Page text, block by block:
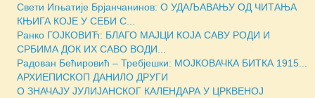
Свети Игњатиjе Брјанчанинов: О УДАЉАВАЊУ ОД ЧИТАЊА
КЊИГА КОЈЕ У СЕБИ С...
Ранко ГОЈКОВИЋ: БЛАГО МАЈЦИ КОЈА САВУ РОДИ И
СРБИМА ДОК ИХ САВО ВОДИ...
Радован Бећировић – Требјешки: МОЈКОВАЧКА БИТКА 1915...
АРХИЕПИСКОП ДАНИЛО ДРУГИ
О ЗНАЧАЈУ ЈУЛИЈАНСКОГ КАЛЕНДАРА У ЦРКВЕНОЈ